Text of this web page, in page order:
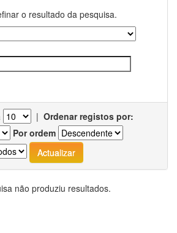
o resultado da pesquisa.
| Ordenar registos por:
Por ordem
não produziu resultados.